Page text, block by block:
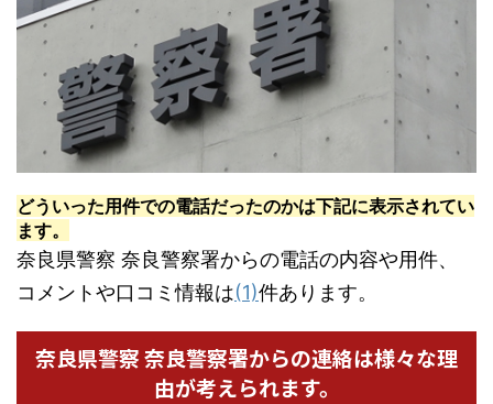
どういった用件での電話だったのかは下記に表示されてい
ます。
奈良県警察 奈良警察署からの電話の内容や用件、
コメントや口コミ情報は(1)件あります。
奈良県警察 奈良警察署からの連絡は様々な理
由が考えられます。